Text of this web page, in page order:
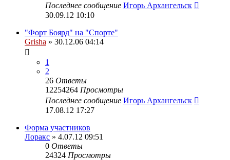
Последнее сообщение Игорь Архангельск
30.09.12 10:10
"Форт Боярд" на "Спорте"
Grisha » 30.12.06 04:14
1
2
26 Ответы
12254264 Просмотры
Последнее сообщение Игорь Архангельск
17.08.12 17:27
Форма участников
Лоракс » 4.07.12 09:51
0 Ответы
24324 Просмотры